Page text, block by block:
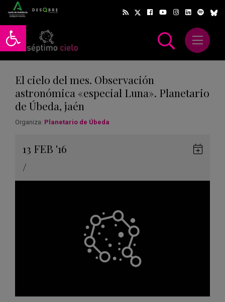
Abrir barra de herramientas
Abrir
El cielo del mes. Observación
astronómica «especial Luna». Planetario
de Úbeda, jaén
Organiza: Planetario de Úbeda
13 FEB '16
/